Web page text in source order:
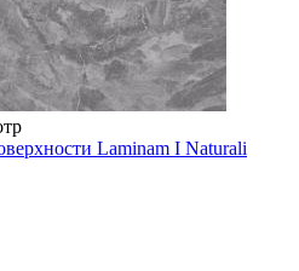
Laminam I Naturali